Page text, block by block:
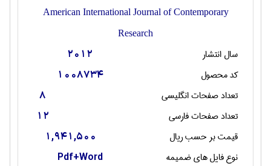
American International Journal of Contemporary
Research
سال انتشار 2012
کد محصول 1008734
تعداد صفحات انگليسی 8
تعداد صفحات فارسی 12
قیمت بر حسب ریال 1,941,500
نوع فایل های ضمیمه Pdf+Word